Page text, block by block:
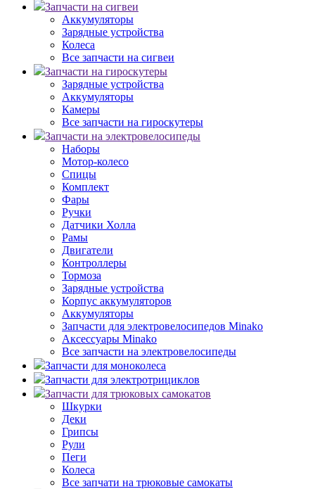
Запчасти на сигвеи
Аккумуляторы
Зарядные устройства
Колеса
Все запчасти на сигвеи
Запчасти на гироскутеры
Зарядные устройства
Аккумуляторы
Камеры
Все запчасти на гироскутеры
Запчасти на электровелосипеды
Наборы
Мотор-колесо
Спицы
Комплект
Фары
Ручки
Датчики Холла
Рамы
Двигатели
Контроллеры
Тормоза
Зарядные устройства
Корпус аккумуляторов
Аккумуляторы
Запчасти для электровелосипедов Minako
Аксессуары Minako
Все запчасти на электровелосипеды
Запчасти для моноколеса
Запчасти для электротрициклов
Запчасти для трюковых самокатов
Шкурки
Деки
Грипсы
Рули
Пеги
Колеса
Все запчати на трюковые самокаты